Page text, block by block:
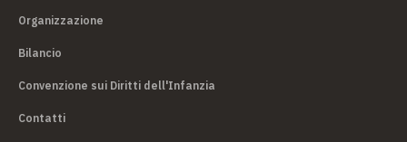
Organizzazione
Bilancio
Convenzione sui Diritti dell'Infanzia
Contatti